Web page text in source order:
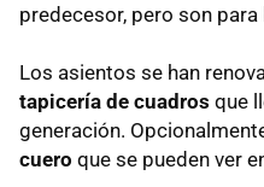
predecesor, pero son para
Los asientos se han
tapicería de cuadros que
generación.
cuero que se pueden ver